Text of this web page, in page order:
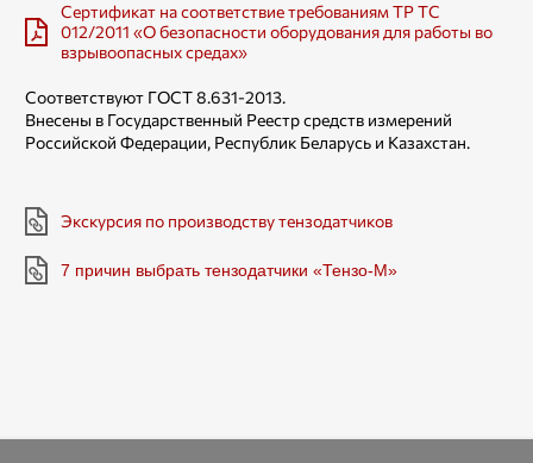
Cертификат на соответствие требованиям TP ТС
012/2011 «О безопасности оборудования для работы во
взрывоопасных средах»
Соответствуют ГОСТ 8.631-2013.
Внесены в Государственный Реестр средств измерений
Российской Федерации, Республик Беларусь и Казахстан.
Экскурсия по производству тензодатчиков
7 причин выбрать тензодатчики «Тензо-М»